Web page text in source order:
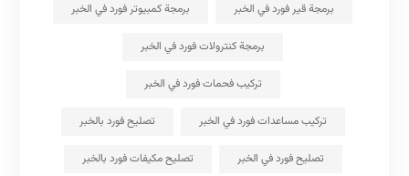
برمجة قير فورد في الخبر برمجة كمبيوتر فورد في الخبر
برمجة كنترولات فورد في الخبر
تركيب فحمات فورد في الخبر
تركيب مساعدات فورد في الخبر تصليح فورد بالخبر
تصليح فورد في الخبر تصليح مكيفات فورد بالخبر